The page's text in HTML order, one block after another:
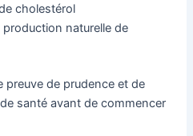
cholestérol
naturelle de
preuve de prudence et de
santé avant de commencer